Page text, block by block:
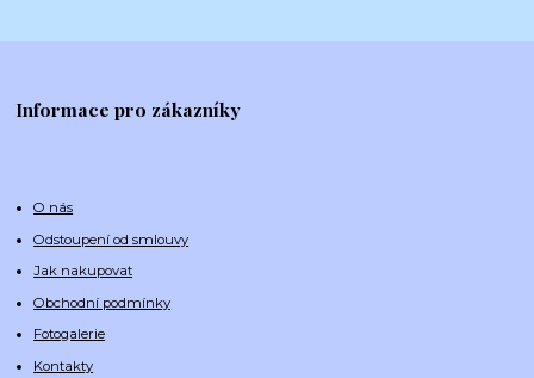
Informace pro zákazníky
O nás
Odstoupení od smlouvy
Jak nakupovat
Obchodní podmínky
Fotogalerie
Kontakty